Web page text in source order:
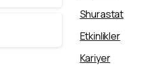
Shurastat
Etkinlikler
Kariyer